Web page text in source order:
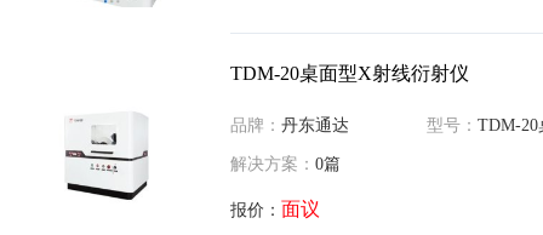
TDM-20桌面型X射线衍射仪
品牌： 丹东通达 型号： TDM-20桌面
解决方案： 0篇
报价： 面议